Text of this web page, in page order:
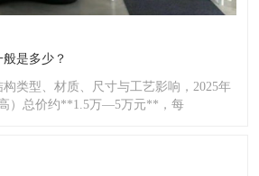
是多少？
类型、材质、尺寸与工艺影响，2025年
）总价约**1.5万—5万元**，每